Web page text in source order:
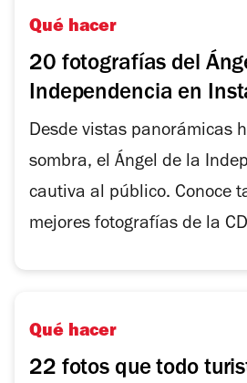
Qué hacer
20 fotografías del
Independencia en
Desde vistas panorámicas
sombra, el Ángel de la
cautiva al público. Conoce
mejores fotografías de la
Qué hacer
22 fotos que todo